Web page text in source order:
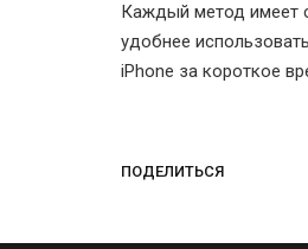
Каждый метод имеет
удобнее
iPhone за короткое
ПОДЕЛИТЬСЯ